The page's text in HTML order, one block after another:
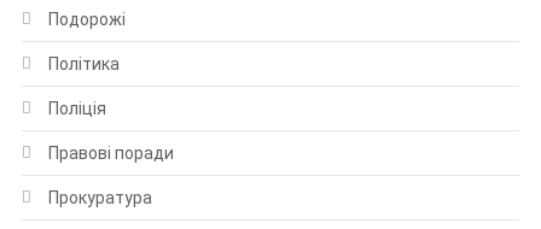
Подорожі
Політика
Поліція
Правові поради
Прокуратура